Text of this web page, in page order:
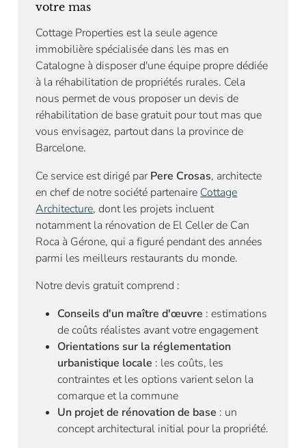
votre mas
Cottage Properties est la seule agence
immobilière spécialisée dans les mas en
Catalogne à disposer d'une équipe propre dédiée
à la réhabilitation de propriétés rurales. Cela
nous permet de vous proposer un devis de
réhabilitation de base gratuit pour tout mas que
vous envisagez, partout dans la province de
Barcelone.
Ce service est dirigé parPere Crosas, architecte
en chef de notre société partenaire Cottage
Architecture, dont les projets incluent
notamment la rénovation de El Celler de Can
Roca à Gérone, qui a figuré pendant des années
parmi les meilleurs restaurants du monde.
Notre devis gratuit comprend :
Conseils d'un maître d'œuvre : estimations
de coûts réalistes avant votre engagement
Orientations sur la réglementation
urbanistique locale : les coûts, les
contraintes et les options varient selon la
comarque et la commune
Un projet de rénovation de base : un
concept architectural initial pour la propriété.